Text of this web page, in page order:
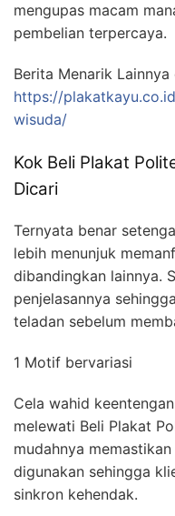
mengupas macam
pembelian terpercaya.
Berita Menarik
https://
wisuda/
Kok Beli Plakat
Dicari
Ternyata benar
lebih menunjuk
dibandingkan lainnya.
penjelasannya
teladan sebelum
1 Motif bervariasi
Cela wahid
melewati Beli Plakat
mudahnya
digunakan sehingga
sinkron kehendak.